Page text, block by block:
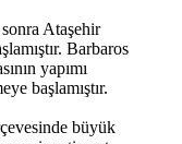
Ataşehir
Barbaros
yapımı
başlamıştır.
büyük